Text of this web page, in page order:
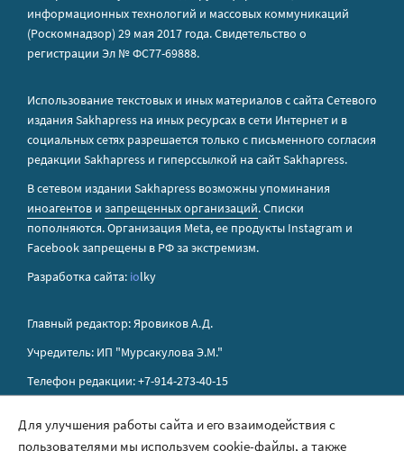
информационных технологий и массовых коммуникаций
(Роскомнадзор) 29 мая 2017 года. Свидетельство о
регистрации Эл № ФС77-69888.
Использование текстовых и иных материалов с сайта Сетевого
издания Sakhapress на иных ресурсах в сети Интернет и в
социальных сетях разрешается только с письменного согласия
редакции Sakhapress и гиперссылкой на сайт Sakhapress.
В сетевом издании Sakhapress возможны упоминания
иноагентов и запрещенных организаций. Списки
пополняются. Организация Metа, ее продукты Instagram и
Facebook запрещены в РФ за экстремизм.
Разработка сайта: iolky
Главный редактор: Яровиков А.Д.
Учредитель: ИП "Мурсакулова Э.М."
Телефон редакции: +7-914-273-40-15
Для улучшения работы сайта и его взаимодействия с
пользователями мы используем cookie-файлы, а также